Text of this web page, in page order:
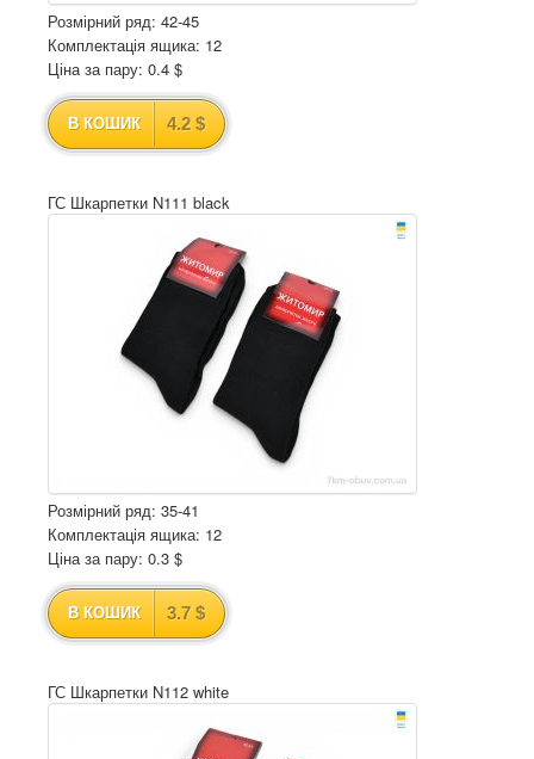
Розмірний ряд: 42-45
Комплектація ящика: 12
Ціна за пару: 0.4 $
В КОШИК 4.2 $
ГС Шкарпетки N111 black
Розмірний ряд: 35-41
Комплектація ящика: 12
Ціна за пару: 0.3 $
В КОШИК 3.7 $
ГС Шкарпетки N112 white